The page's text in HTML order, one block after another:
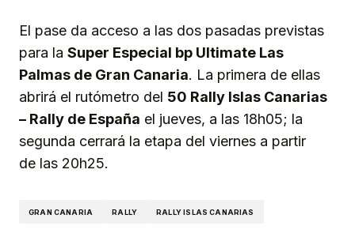
El pase da acceso a las dos pasadas previstas
para la Super Especial bp Ultimate Las
Palmas de Gran Canaria. La primera de ellas
abrirá el rutómetro del 50 Rally Islas Canarias
– Rally de España el jueves, a las 18h05; la
segunda cerrará la etapa del viernes a partir
de las 20h25.
GRAN CANARIA RALLY RALLY ISLAS CANARIAS